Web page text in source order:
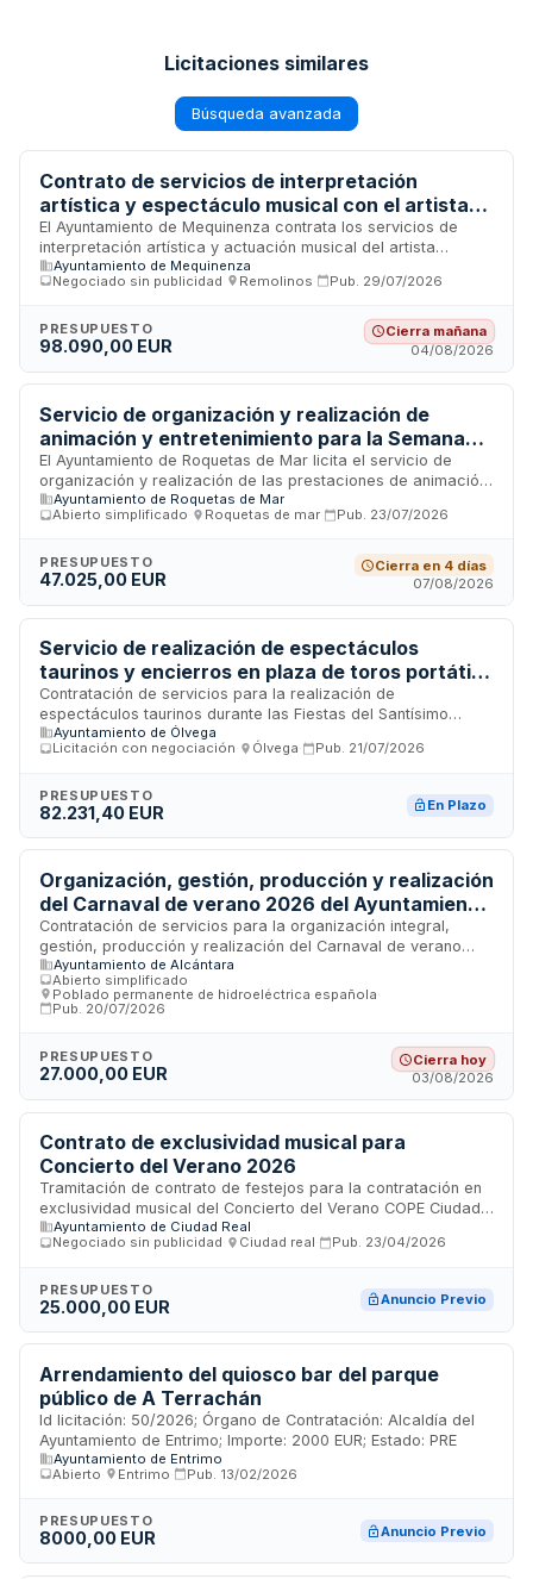
Licitaciones similares
Búsqueda avanzada
Contrato de servicios de interpretación
artística y espectáculo musical con el artista
Fangoria para las fiestas patronales del
municipio de Mequinenza
El Ayuntamiento de Mequinenza contrata los servicios de
interpretación artística y actuación musical del artista
Fangoria como parte de la programación cultural de las
fiestas patronales municipales. El contrato incluye la
servicio de DJ y regiduría de escenario. La adjudicación se
realiza mediante procedimiento negociado sin publicidad,
de la ejecución del evento. La remuneración se compone de
la recaudación neta de entradas y, en su caso, la diferencia
aportada por el municipio.
Ayuntamiento de Mequinenza
Negociado sin publicidad
Remolinos Pub. 29/07/2026
PRESUPUESTO
98.090,00 EUR
Cierra mañana
04/08/2026
Servicio de organización y realización de
animación y entretenimiento para la Semana
Europea de la Movilidad de Roquetas de Mar
El Ayuntamiento de Roquetas de Mar licita el servicio de
organización y realización de las prestaciones de animación
y entretenimiento para la celebración de la Semana Europea
de la Movilidad correspondiente al año 2026. El contrato se
se ejecutará bajo régimen de precios unitarios por actividad
realizada, incluyendo todos los medios técnicos,
correcta ejecución de las prestaciones.
Ayuntamiento de Roquetas de Mar
Abierto simplificado
Roquetas de mar Pub. 23/07/2026
PRESUPUESTO
47.025,00 EUR
Cierra en 4 días
07/08/2026
Servicio de realización de espectáculos
taurinos y encierros en plaza de toros portátil
para las Fiestas del Santísimo Cristo de la Cruz
a Cuestas
Contratación de servicios para la realización de
espectáculos taurinos durante las Fiestas del Santísimo
Cristo de la Cruz a Cuestas del año dos mil veintiséis. El
contrato comprende el montaje de una plaza de toros portátil
organización de encierros de calle con vacas en horario de
mañana y tarde, y la celebración de una corrida de rejones
con participación de rejoneadores de alto nivel. El
Ayuntamiento licita mediante procedimiento de licitación con
negociación, seleccionando empresarios según su solvencia
para presentar proposiciones evaluadas conforme a
criterios de mejor relación calidad-precio.
Ayuntamiento de Ólvega
Licitación con negociación
Ólvega Pub. 21/07/2026
PRESUPUESTO
82.231,40 EUR En Plazo
Organización, gestión, producción y realización
del Carnaval de verano 2026 del Ayuntamiento
de Alcántara
Contratación de servicios para la organización integral,
gestión, producción y realización del Carnaval de verano
2026 por parte del Ayuntamiento de Alcántara. El contrato
incluye la prestación de servicios de artistas del
espectáculo, servicios de disc jockey y servicios de
será gratuita hasta completar aforo. El contrato tiene
vigencia desde su formalización hasta el dieciséis de agosto
de dos mil veintiséis.
Ayuntamiento de Alcántara
Abierto simplificado
Poblado permanente de hidroeléctrica española
Pub. 20/07/2026
PRESUPUESTO
27.000,00 EUR
Cierra hoy
03/08/2026
Contrato de exclusividad musical para
Concierto del Verano 2026
Tramitación de contrato de festejos para la contratación en
exclusividad musical del Concierto del Verano COPE Ciudad
Real, celebrado el 16 de agosto de 2026 dentro de la
programación de Feria y Fiestas.
Ayuntamiento de Ciudad Real
Negociado sin publicidad
Ciudad real Pub. 23/04/2026
PRESUPUESTO
25.000,00 EUR Anuncio Previo
Arrendamiento del quiosco bar del parque
público de A Terrachán
Id licitación: 50/2026; Órgano de Contratación: Alcaldía del
Ayuntamiento de Entrimo; Importe: 2000 EUR; Estado: PRE
Ayuntamiento de Entrimo
Abierto
Entrimo Pub. 13/02/2026
PRESUPUESTO
8000,00 EUR Anuncio Previo